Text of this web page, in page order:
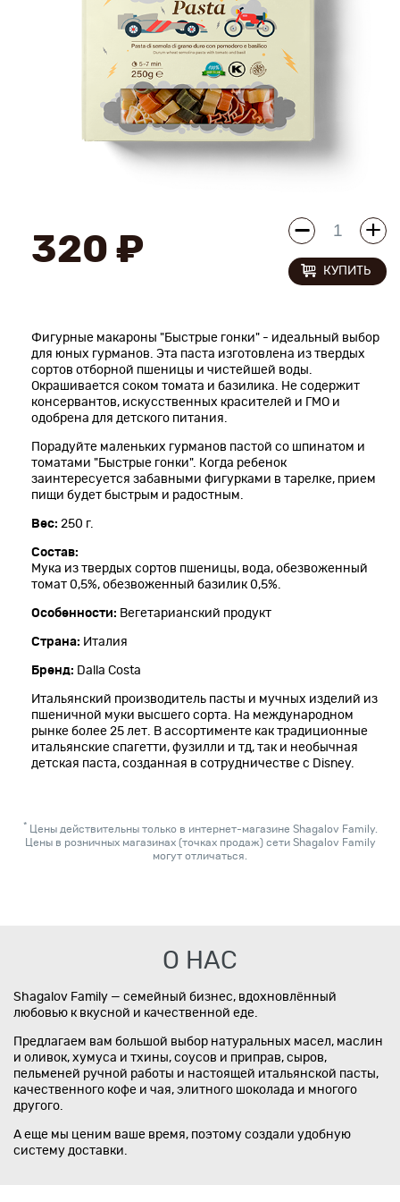
О нас
320 ₽
КУПИТЬ
Фигурные макароны "Быстрые гонки" - идеальный выбор
для юных гурманов. Эта паста изготовлена из твердых
сортов отборной пшеницы и чистейшей воды.
Окрашивается соком томата и базилика. Не содержит
консервантов, искусственных красителей и ГМО и
одобрена для детского питания.
Порадуйте маленьких гурманов пастой со шпинатом и
томатами "Быстрые гонки". Когда ребенок
заинтересуется забавными фигурками в тарелке, прием
пищи будет быстрым и радостным.
Вес: 250 г.
Состав:
Мука из твердых сортов пшеницы, вода, обезвоженный
томат 0,5%, обезвоженный базилик 0,5%.
Особенности: Вегетарианский продукт
Страна: Италия
Бренд: Dalla Costa
Итальянский производитель пасты и мучных изделий из
пшеничной муки высшего сорта. На международном
рынке более 25 лет. В ассортименте как традиционные
итальянские спагетти, фузилли и тд, так и необычная
детская паста, созданная в сотрудничестве с Disney.
* Цены действительны только в интернет-магазине Shagalov Family.
Цены в розничных магазинах (точках продаж) сети Shagalov Family
могут отличаться.
О НАС
Shagalov Family — семейный бизнес, вдохновлённый
любовью к вкусной и качественной еде.
Предлагаем вам большой выбор натуральных масел, маслин
и оливок, хумуса и тхины, соусов и приправ, сыров,
пельменей ручной работы и настоящей итальянской пасты,
качественного кофе и чая, элитного шоколада и многого
другого.
А еще мы ценим ваше время, поэтому создали удобную
систему доставки.